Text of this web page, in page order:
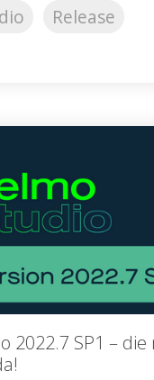
Release
2022.7 SP1 – die